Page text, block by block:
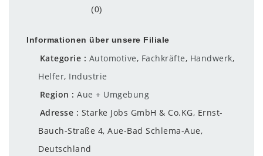
(0)
Informationen über unsere Filiale
Kategorie Automotive, Fachkräfte, Handwerk,
Helfer, Industrie
Region
Aue + Umgebung
Adresse
Starke Jobs GmbH & Co.KG, Ernst-
Bauch-Straße 4, Aue-Bad Schlema-Aue,
Deutschland